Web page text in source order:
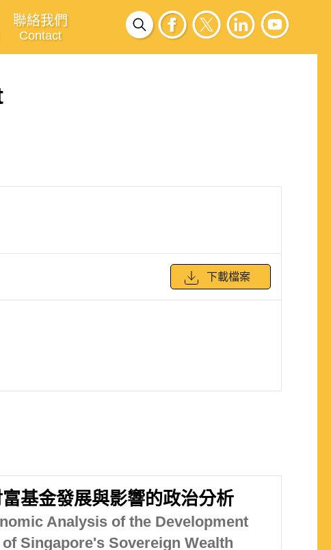
聯絡我們
Contact
下載檔案
基金發展與影響的政治分析
Analysis of the Development
Singapore's Sovereign Wealth